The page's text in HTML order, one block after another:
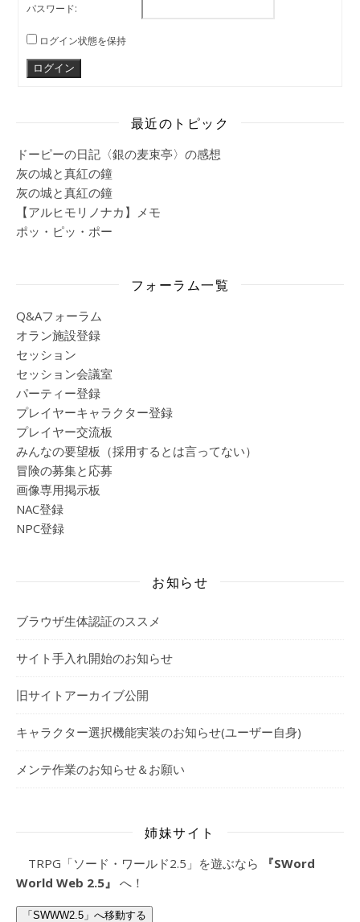
パスワード:
ログイン状態を保持
ログイン
最近のトピック
ドーピーの日記〈銀の麦束亭〉の感想
灰の城と真紅の鐘
灰の城と真紅の鐘
【アルヒモリノナカ】メモ
ポッ・ピッ・ポー
フォーラム一覧
Q&Aフォーラム
オラン施設登録
セッション
セッション会議室
パーティー登録
プレイヤーキャラクター登録
プレイヤー交流板
みんなの要望板（採用するとは言ってない）
冒険の募集と応募
画像専用掲示板
NAC登録
NPC登録
お知らせ
ブラウザ生体認証のススメ
サイト手入れ開始のお知らせ
旧サイトアーカイブ公開
キャラクター選択機能実装のお知らせ(ユーザー自身)
メンテ作業のお知らせ＆お願い
姉妹サイト
TRPG「ソード・ワールド2.5」を遊ぶなら
『SWord
World Web 2.5』 へ！
「SWWW2.5」へ移動する